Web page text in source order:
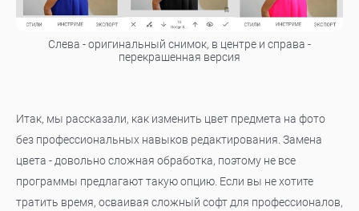
Слева - оригинальный снимок, в центре и справа -
перекрашенная версия
Итак, мы рассказали, как изменить цвет предмета на фото
без профессиональных навыков редактирования. Замена
цвета - довольно сложная обработка, поэтому не все
программы предлагают такую опцию. Если вы не хотите
тратить время, осваивая сложный софт для профессионалов,